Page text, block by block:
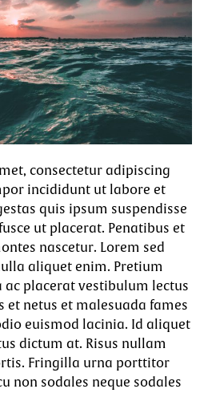
consectetur adipiscing
incididunt ut labore et
quis ipsum suspendisse
ut placerat. Penatibus et
nascetur. Lorem sed
aliquet enim. Pretium
placerat vestibulum lectus
et netus et malesuada fames
euismod lacinia. Id aliquet
dictum at. Risus nullam
Fringilla urna porttitor
non sodales neque sodales